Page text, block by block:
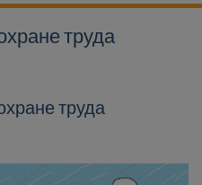
труда
труда